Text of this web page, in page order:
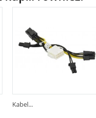
Kabel...